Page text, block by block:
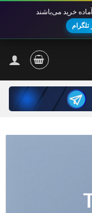
خرید می‌باشند
تلگرام